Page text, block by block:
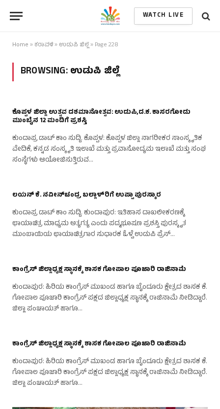
WATCH LIVE
Home »ಕರಾವಳಿ» ಉಡುಪಿ ಜಿಲ್ಲೆ» Page 228
BROWSING:ಉಡುಪಿ ಜಿಲ್ಲೆ
ಕೊಪ್ಪಳ ಜಿಲ್ಲಾ ಉತ್ಸವ ದಶಮಾನೋತ್ಸವ: ಉಡುಪಿ,ದ.ಕ. ಕಾಸರಗೋಡು
ಮುಂಬೈನ 12 ಮಂದಿಗೆ ಪ್ರಶಸ್ತಿ
ಕುಂದಾಪ್ರ ಡಾಟ್ ಕಾಂ ಸುದ್ದಿ. ಕೊಪ್ಪಳ: ಕೊಪ್ಪಳ ಜಿಲ್ಲಾ ನಾಗರೀಕರ ಸಾಂಸ್ಕೃತಿಕ
ವೇದಿಕೆ, ಕನ್ನಡ ಸಂಸ್ಕೃತಿ ಇಲಾಖೆ ಮತ್ತು ಪ್ರವಾಸೋದ್ಯಮ ಇಲಾಖೆ ಮತ್ತು ಸಂಘ
ಸಂಸ್ಥೆಗಳು ಆಯೋಜಿಸುತ್ತಿರುವ…
ಲಯನ್ ಕೆ. ನವೀನ್‌ಚಂದ್ರ ಬಲ್ಲಾಳ್‌ರಿಗೆ ಉಪ್ಪಾ ಪುರಸ್ಕಾರ
ಕುಂದಾಪ್ರ ಡಾಟ್ ಕಾಂ ಸುದ್ದಿ. ಕುಂದಾಪುರ: ಇತಿಹಾಸ ದಾಖಲೀಕರಣಕ್ಕೆ
ಛಾಯಾಚಿತ್ರ ಮಾಧ್ಯಮ ಅತ್ಯಗತ್ಯ ಎಂದು ಪದ್ಮಭೂಷಣ ಪ್ರಶಸ್ತಿ ಪುರಸ್ಕೃತ
ಮುಂಬಾಯಿಯ ಛಾಯಾಚಿತ್ರಗಾರ ಸುಧಾರಕ ಓಳ್ವೆ ಉಡುಪಿ ಪ್ರೆಸ್…
ಕಾಂಗ್ರೆಸ್ ಜಿಲ್ಲಾಧ್ಯಕ್ಷ ಸ್ಥಾನಕ್ಕೆ ಶಾಸಕ ಗೋಪಾಲ ಪೂಜಾರಿ ರಾಜಿನಾಮೆ
ಕುಂದಾಪುರ: ಹಿರಿಯ ಕಾಂಗ್ರೆಸ್ ಮುಖಂಡ ಹಾಗೂ ಬೈಂದೂರು ಕ್ಷೇತ್ರದ ಶಾಸಕ ಕೆ.
ಗೋಪಾಲ ಪೂಜಾರಿ ಕಾಂಗ್ರೆಸ್ ಪಕ್ಷದ ಜಿಲ್ಲಾಧ್ಯಕ್ಷ ಸ್ಥಾನಕ್ಕೆ ರಾಜಿನಾಮೆ ನೀಡಿದ್ದಾರೆ.
ಜಿಲ್ಲಾ ಪಂಚಾಯತ್ ಹಾಗೂ…
ಕಾಂಗ್ರೆಸ್ ಜಿಲ್ಲಾಧ್ಯಕ್ಷ ಸ್ಥಾನಕ್ಕೆ ಶಾಸಕ ಗೋಪಾಲ ಪೂಜಾರಿ ರಾಜಿನಾಮೆ
ಕುಂದಾಪುರ: ಹಿರಿಯ ಕಾಂಗ್ರೆಸ್ ಮುಖಂಡ ಹಾಗೂ ಬೈಂದೂರು ಕ್ಷೇತ್ರದ ಶಾಸಕ ಕೆ.
ಗೋಪಾಲ ಪೂಜಾರಿ ಕಾಂಗ್ರೆಸ್ ಪಕ್ಷದ ಜಿಲ್ಲಾಧ್ಯಕ್ಷ ಸ್ಥಾನಕ್ಕೆ ರಾಜಿನಾಮೆ ನೀಡಿದ್ದಾರೆ.
ಜಿಲ್ಲಾ ಪಂಚಾಯತ್ ಹಾಗೂ…